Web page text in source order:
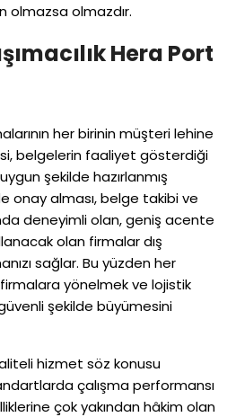
olmazsa olmazdır.
Hera Port
her birinin müşteri lehine
belgelerin faaliyet gösterdiği
şekilde hazırlanmış
onay alması, belge takibi ve
deneyimli olan, geniş acente
olan firmalar dış
sağlar. Bu yüzden her
yönelmek ve lojistik
şekilde büyümesini
hizmet söz konusu
çalışma performansı
çok yakından hâkim olan